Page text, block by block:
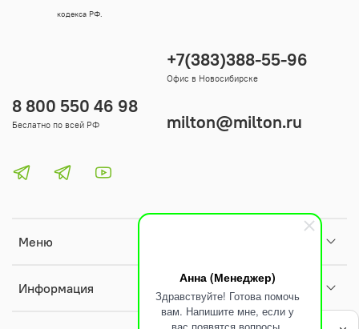
Анна (Менеджер)
Здравствуйте! Готова помочь
вам. Напишите мне, если у
Меню
Информация
8 800 550 46 98
Беслатно по всей РФ
+7(383)388-55-96
Офис в Новосибирске
milton@milton.ru
кодекса РФ.
Политика